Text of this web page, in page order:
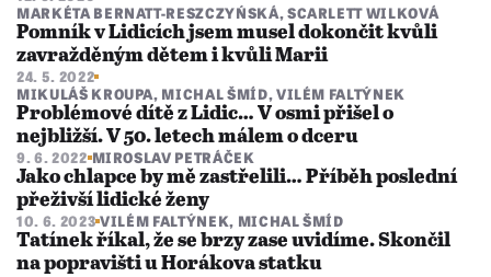
MARKÉTA BERNATT-RESZCZYŃSKÁ,SCARLETT WILKOVÁ
Pomník v Lidicích jsem musel dokončit kvůli
zavražděným dětem i kvůli Marii
24. 5. 2022
MIKULÁŠ KROUPA, MICHAL ŠMÍD,VILÉM FALTÝNEK
Problémové dítě z Lidic… V osmi přišel o
nejbližší. V 50. letech málem o dceru
9. 6. 2022 MIROSLAV PETRÁČEK
Jako chlapce by mě zastřelili… Příběh poslední
přeživší lidické ženy
10. 6. 2023 VILÉM FALTÝNEK, MICHAL ŠMÍD
Tatínek říkal, že se brzy zase uvidíme. Skončil
na popravišti u Horákova statku